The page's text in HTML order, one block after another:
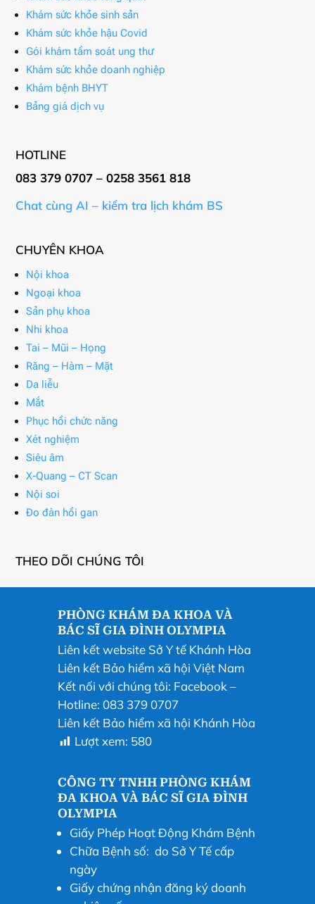
Khám sức khỏe sinh sản
Khám sức khỏe hậu Covid
Gói khám tầm soát ung thư
Khám sức khỏe doanh nghiệp
Khám bệnh BHYT
Bảng giá dịch vụ
HOTLINE
083 379 0707 – 0258 3561 818
Chat cùng AI – kiểm tra lịch khám BS
CHUYÊN KHOA
Nội khoa
Ngoại khoa
Sản phụ khoa
Nhi khoa
Tai – Mũi – Họng
Răng – Hàm – Mặt
Da liễu
Mắt
Phục hồi chức năng
Xét nghiệm
Siêu âm
X-Quang – CT Scan
Nội soi
Đo đàn hồi gan
THEO DÕI CHÚNG TÔI
PHÒNG KHÁM ĐA KHOA VÀ
BÁC SĨ GIA ĐÌNH OLYMPIA
Liên kết website Sở Y tế Khánh Hòa
Liên kết Bảo hiểm xã hội Việt Nam
Kết nối với chúng tôi: Facebook–
Hotline: 083 379 0707
Liên kết Bảo hiểm xã hội Khánh Hòa
Lượt xem: 580
CÔNG TY TNHH PHÒNG KHÁM
ĐA KHOA VÀ BÁC SĨ GIA ĐÌNH
OLYMPIA
Giấy Phép Hoạt Động Khám Bệnh
Chữa Bệnh số: do Sở Y Tế cấp
ngày
Giấy chứng nhận đăng ký doanh